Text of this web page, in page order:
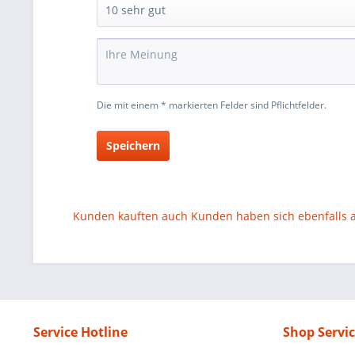
Die mit einem * markierten Felder sind Pflichtfelder.
Speichern
Kunden kauften auch Kunden haben sich ebenfalls
Service Hotline Shop